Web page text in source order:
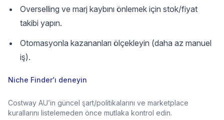
Overselling ve marj kaybını önlemek için stok/fiyat
takibi yapın.
Otomasyonla kazananları ölçekleyin (daha az manuel
iş).
Niche Finder’ı deneyin
Costway AU’in güncel şart/politikalarını ve marketplace
kurallarını listelemeden önce mutlaka kontrol edin.